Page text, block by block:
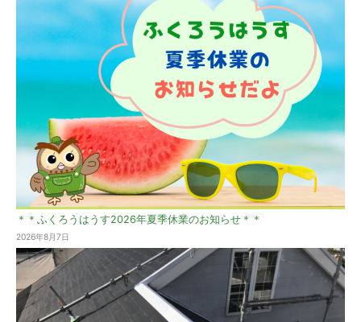
＊＊ふくろうはうす2026年夏季休業のお知らせ＊＊
2026年8月7日